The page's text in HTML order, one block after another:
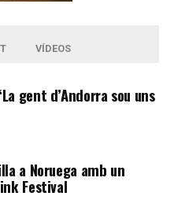
VÍDEOS
gent d’Andorra sou uns
a Noruega amb un
Festival